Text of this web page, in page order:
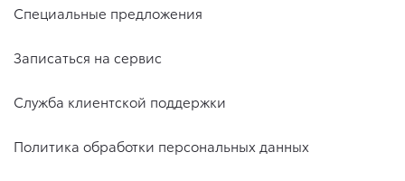
Специальные предложения
Записаться на сервис
Служба клиентской поддержки
Политика обработки персональных данных